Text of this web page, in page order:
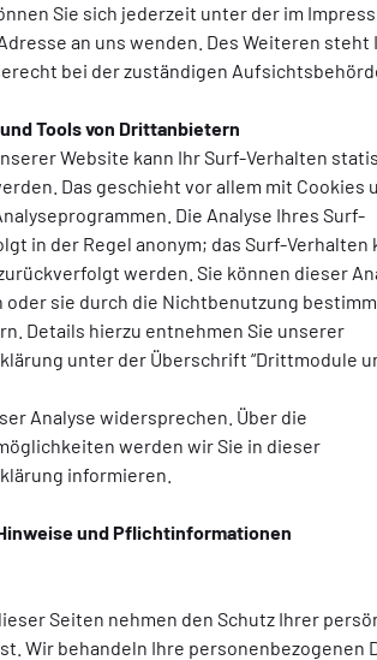
Sie sich jederzeit unter der im
an uns wenden. Des Weiteren steht
bei der zuständigen
Tools von Drittanbietern
Website kann Ihr Surf-Verhalten
Das geschieht vor allem mit Cookies
Die Analyse Ihres Surf-
in der Regel anonym; das Surf-Verhalten
werden. Sie können dieser
sie durch die Nichtbenutzung
Details hierzu entnehmen Sie unserer
unter der Überschrift “Drittmodule
Analyse widersprechen. Über die
werden wir Sie in dieser
informieren.
und Pflichtinformationen
Seiten nehmen den Schutz Ihrer
Wir behandeln Ihre personenbezogenen